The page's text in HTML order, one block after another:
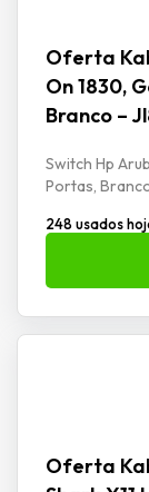
Oferta
On 1830,
Branco –
Switch Hp
Portas,
248 usados
Oferta